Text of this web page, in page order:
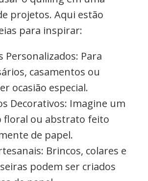
projetos. Aqui estão
para inspirar:
Personalizados: Para
casamentos ou
ocasião especial.
Decorativos: Imagine um
floral ou abstrato feito
de papel.
Brincos, colares e
podem ser criados